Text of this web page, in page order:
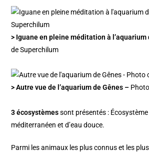
> Iguane en pleine méditation à l’aquarium
de Superchilum
> Autre vue de l’aquarium de Gênes –
3 écosystèmessont présentés :
méditerranéen et d’eau douce.
Parmi les animaux les plus connus et les